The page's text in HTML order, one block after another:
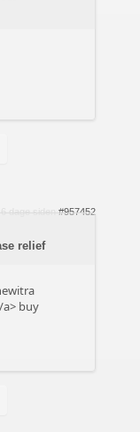
#957452
relief
buy